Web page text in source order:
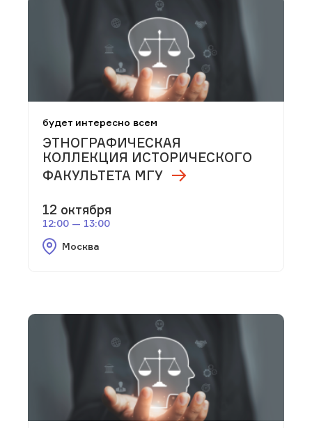
будет интересно всем
ЭТНОГРАФИЧЕСКАЯ
КОЛЛЕКЦИЯ ИСТОРИЧЕСКОГО
ФАКУЛЬТЕТА МГУ
12 октября
12:00 — 13:00
Москва